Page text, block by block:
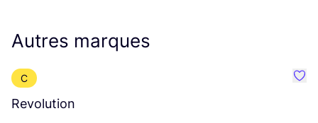
Autres marques
C
Revolution